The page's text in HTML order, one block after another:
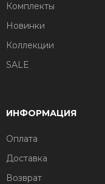
Комплекты
Новинки
Коллекции
SALE
ИНФОРМАЦИЯ
Оплата
Доставка
Возврат